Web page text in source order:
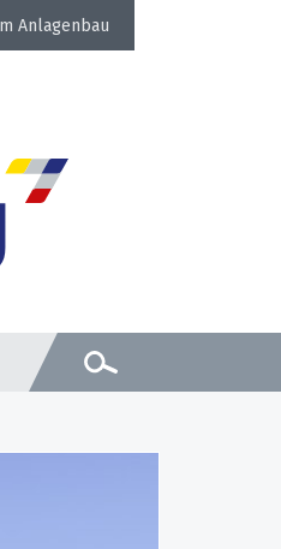
Anlagenbau